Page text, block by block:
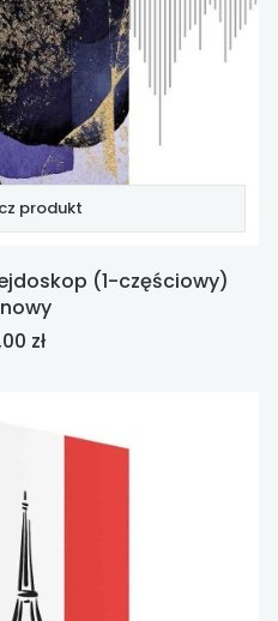
produkt
(1-częściowy)
zł